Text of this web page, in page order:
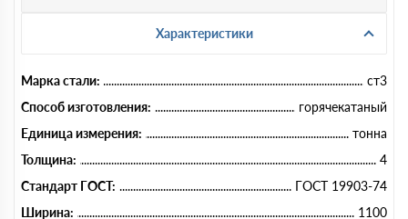
Характеристики
Марка стали:
ст3
Способ изготовления:
горячекатаный
Единица измерения:
тонна
Толщина:
4
Стандарт ГОСТ:
ГОСТ 19903-74
Ширина:
1100